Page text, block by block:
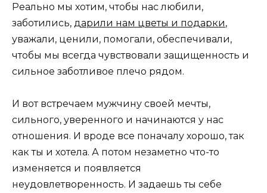
Реально мы хотим, чтобы нас любили,
заботились, дарили нам цветы и подарки,
уважали, ценили, помогали, обеспечивали,
чтобы мы всегда чувствовали защищенность и
сильное заботливое плечо рядом.
И вот встречаем мужчину своей мечты,
сильного, уверенного и начинаются у нас
отношения. И вроде все поначалу хорошо, так
как ты и хотела. А потом незаметно что-то
изменяется и появляется
неудовлетворенность. И задаешь ты себе